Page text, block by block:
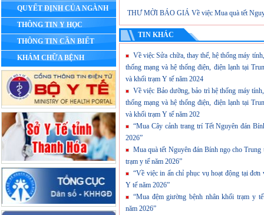
QUYẾT ĐỊNH CỦA NGÀNH
THÔNG TIN Y HỌC
THÔNG TIN CẦN BIẾT
KHÁM CHỮA BỆNH
THƯ MỜI BÁO GIÁ Về việc Mua quà tết
TIN KHÁC
Về việc Sửa chữa, thay thế, hệ thống máy
thống mạng và hệ thống điện, điện lạnh tại
và khối trạm Y tế năm 2024
Về việc Bảo dưỡng, bảo trì hệ thống máy
thống mạng và hệ thống điện, điện lạnh tại
và khối trạm Y tế năm 202
“Mua Cây cảnh trang trí Tết Nguyên đán
2026”
Mua quà tết Nguyên đán Bính ngọ cho Trung
trạm y tế năm 2026”
“Về việc in ấn chỉ phục vụ hoạt động tại đơn
Y tế năm 2026”
“Mua đệm giường bệnh nhân khối trạm y
năm 2026”